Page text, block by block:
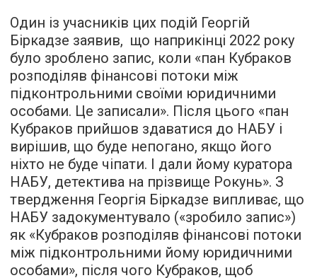
Один із учасників цих подій Георгій
Біркадзе заявив, що наприкінці 2022 року
було зроблено запис, коли «пан Кубраков
розподіляв фінансові потоки між
підконтрольними своїми юридичними
особами. Це записали». Після цього «пан
Кубраков прийшов здаватися до НАБУ і
вирішив, що буде непогано, якщо його
ніхто не буде чіпати. І дали йому куратора
НАБУ, детектива на прізвище Рокунь». З
твердження Георгія Біркадзе випливає, що
НАБУ задокументувало («зробило запис»)
як «Кубраков розподіляв фінансові потоки
між підконтрольними йому юридичними
особами», після чого Кубраков, щоб